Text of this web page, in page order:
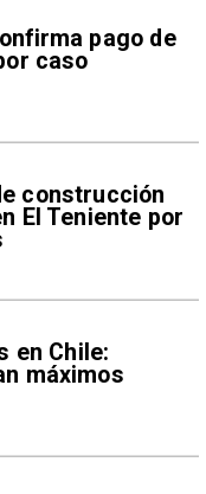
pago de
caso
construcción
El Teniente por
en Chile:
máximos